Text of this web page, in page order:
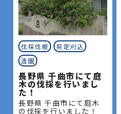
伐採伐根
剪定刈込
造園
長野県 千曲市にて庭
木の伐採を行いまし
た！
長野県 千曲市にて庭木
の伐採を行いました！